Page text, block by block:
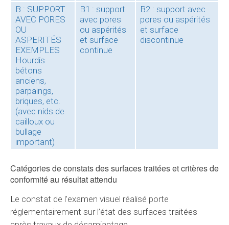
B : SUPPORT
AVEC PORES
OU
ASPERITÉS
EXEMPLES
Hourdis
bétons
anciens,
parpaings,
briques, etc.
(avec nids de
cailloux ou
bullage
important)
B1 : support
avec pores
ou aspérités
et surface
continue
B2 : support avec
pores ou aspérités
et surface
discontinue
Catégories de constats des surfaces traitées et critères de
conformité au résultat attendu
Le constat de l’examen visuel réalisé porte
réglementairement sur l’état des surfaces traitées